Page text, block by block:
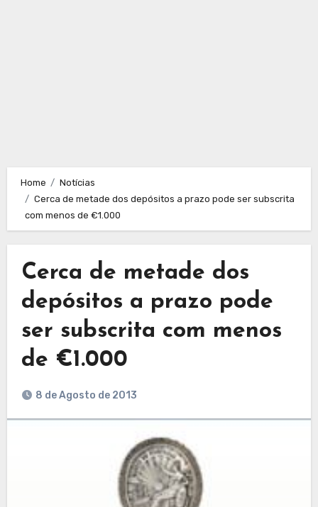
Home
Notícias
Cerca de metade dos depósitos a prazo pode ser subscrita
com menos de €1.000
Cerca de metade dos
depósitos a prazo pode
ser subscrita com menos
de €1.000
8 de Agosto de 2013